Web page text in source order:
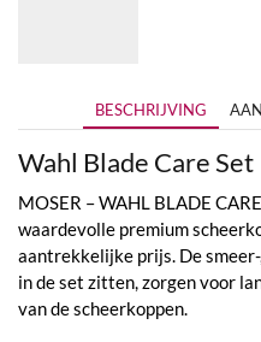
BESCHRIJVING
Wahl Blade Care Set
MOSER – WAHL BLADE
waardevolle premium
aantrekkelijke prijs. De
in de set zitten, zorgen voor
van de scheerkoppen.